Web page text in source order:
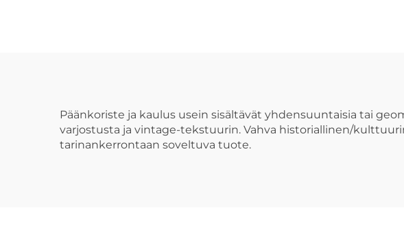
Päänkoriste ja kaulus usein sisältävät yhdensuuntaisia tai
varjostusta ja vintage-tekstuurin. Vahva historiallinen/
tarinankerrontaan soveltuva tuote.